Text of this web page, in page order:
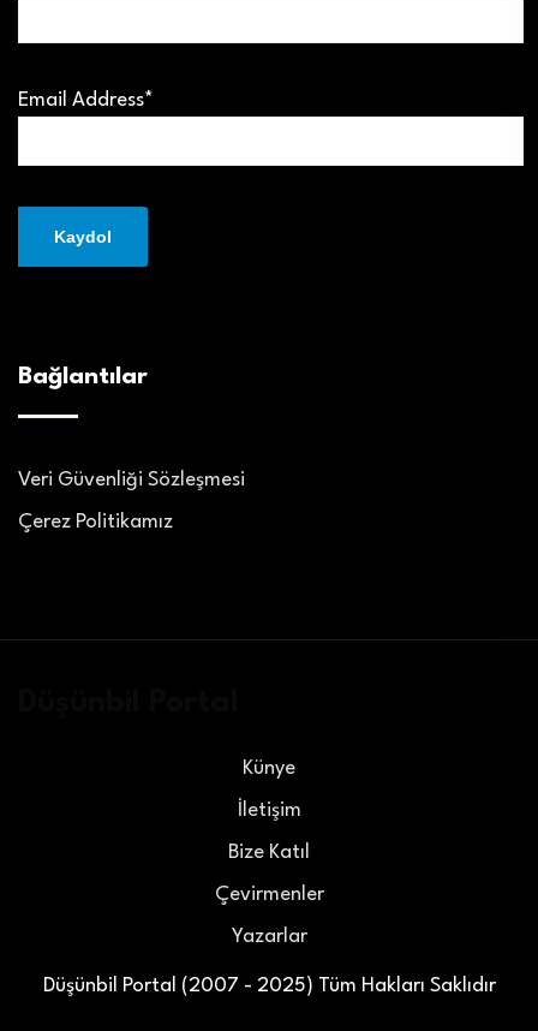
Email Address*
Bağlantılar
Veri Güvenliği Sözleşmesi
Çerez Politikamız
Düşünbil Portal (2007 - 2025) Tüm Hakları Saklıdır
Künye
İletişim
Bize Katıl
Çevirmenler
Yazarlar